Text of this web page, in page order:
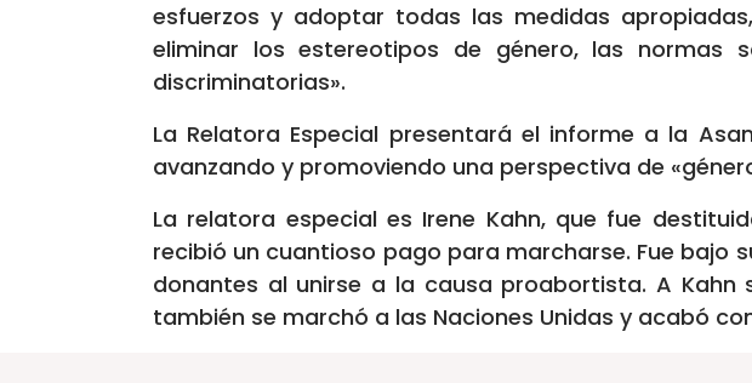
esfuerzos y adoptar todas las medidas
eliminar los estereotipos de género, las normas
discriminatorias».
La Relatora Especial presentará el informe a la
avanzando y promoviendo una perspectiva de
La relatora especial es Irene Kahn, que fue
recibió un cuantioso pago para marcharse. Fue bajo
donantes al unirse a la causa proabortista. A Kahn
también se marchó a las Naciones Unidas y acabó